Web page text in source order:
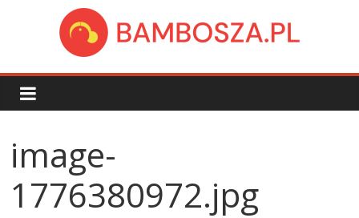
bambosza.pl
image-
1776380972.jpg